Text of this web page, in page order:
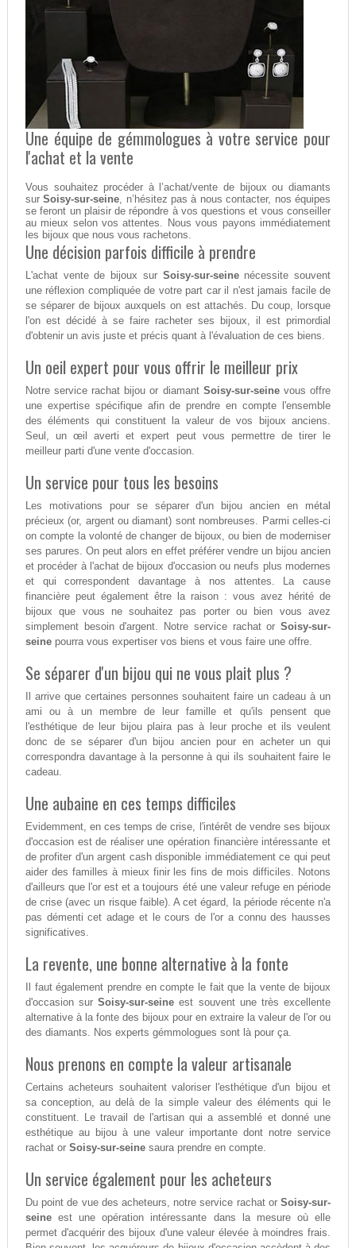
Une équipe de gémmologues à votre service pour
l'achat et la vente
Vous souhaitez procéder à l’achat/vente de bijoux ou diamants
surSoisy-sur-seine, n’hésitez pas à nous contacter, nos équipes
se feront un plaisir de répondre à vos questions et vous conseiller
au mieux selon vos attentes. Nous vous payons immédiatement
les bijoux que nous vous rachetons.
Une décision parfois difficile à prendre
L'achat vente de bijoux sur Soisy-sur-seinenécessite souvent
une réflexion compliquée de votre part car il n'est jamais facile de
se séparer de bijoux auxquels on est attachés. Du coup, lorsque
l'on est décidé à se faire racheter ses bijoux, il est primordial
d'obtenir un avis juste et précis quant à l'évaluation de ces biens.
Un oeil expert pour vous offrir le meilleur prix
Notre service rachat bijou or diamant Soisy-sur-seinevous offre
une expertise spécifique afin de prendre en compte l'ensemble
des éléments qui constituent la valeur de vos bijoux anciens.
Seul, un œil averti et expert peut vous permettre de tirer le
meilleur parti d'une vente d'occasion.
Un service pour tous les besoins
Les motivations pour se séparer d'un bijou ancien en métal
précieux (or, argent ou diamant) sont nombreuses. Parmi celles-ci
on compte la volonté de changer de bijoux, ou bien de moderniser
ses parures. On peut alors en effet préférer vendre un bijou ancien
et procéder à l'achat de bijoux d'occasion ou neufs plus modernes
et qui correspondent davantage à nos attentes. La cause
financière peut également être la raison : vous avez hérité de
bijoux que vous ne souhaitez pas porter ou bien vous avez
simplement besoin d'argent. Notre service rachat orSoisy-sur-
seinepourra vous expertiser vos biens et vous faire une offre.
Se séparer d'un bijou qui ne vous plait plus ?
Il arrive que certaines personnes souhaitent faire un cadeau à un
ami ou à un membre de leur famille et qu'ils pensent que
l'esthétique de leur bijou plaira pas à leur proche et ils veulent
donc de se séparer d'un bijou ancien pour en acheter un qui
correspondra davantage à la personne à qui ils souhaitent faire le
cadeau.
Une aubaine en ces temps difficiles
Evidemment, en ces temps de crise, l'intérêt de vendre ses bijoux
d'occasion est de réaliser une opération financière intéressante et
de profiter d'un argent cash disponible immédiatement ce qui peut
aider des familles à mieux finir les fins de mois difficiles. Notons
d'ailleurs que l'or est et a toujours été une valeur refuge en période
de crise (avec un risque faible). A cet égard, la période récente n'a
pas démenti cet adage et le cours de l'or a connu des hausses
significatives.
La revente, une bonne alternative à la fonte
Il faut également prendre en compte le fait que la vente de bijoux
d'occasion surSoisy-sur-seine est souvent une très excellente
alternative à la fonte des bijoux pour en extraire la valeur de l'or ou
des diamants. Nos experts gémmologues sont là pour ça.
Nous prenons en compte la valeur artisanale
Certains acheteurs souhaitent valoriser l'esthétique d'un bijou et
sa conception, au delà de la simple valeur des éléments qui le
constituent. Le travail de l'artisan qui a assemblé et donné une
esthétique au bijou à une valeur importante dont notre service
rachat or Soisy-sur-seinesaura prendre en compte.
Un service également pour les acheteurs
Du point de vue des acheteurs, notre service rachat orSoisy-sur-
seineest une opération intéressante dans la mesure où elle
permet d'acquérir des bijoux d'une valeur élevée à moindres frais.